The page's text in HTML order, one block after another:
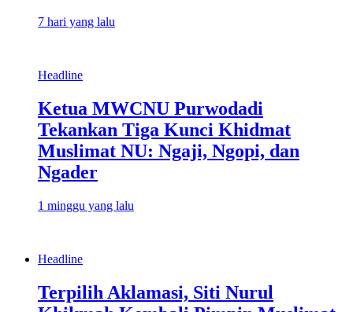
7 hari yang lalu
Headline
Ketua MWCNU Purwodadi
Tekankan Tiga Kunci Khidmat
Muslimat NU: Ngaji, Ngopi, dan
Ngader
1 minggu yang lalu
Headline
Terpilih Aklamasi, Siti Nurul